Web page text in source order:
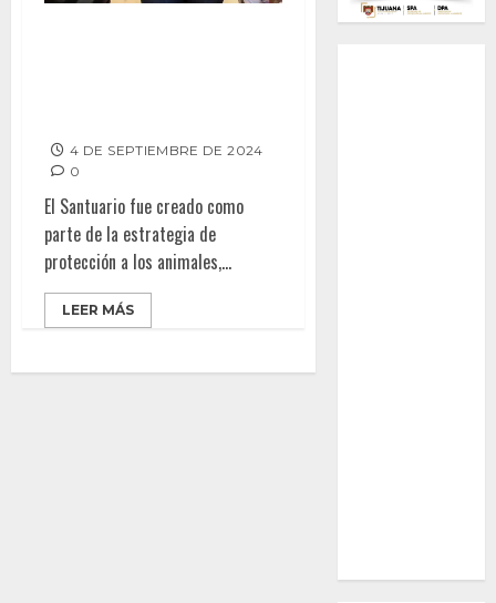
4 DE SEPTIEMBRE DE 2024
0
El Santuario fue creado como
parte de la estrategia de
protección a los animales,...
LEER MÁS